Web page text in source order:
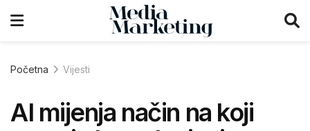
Početna Vijesti
AI mijenja način na koji